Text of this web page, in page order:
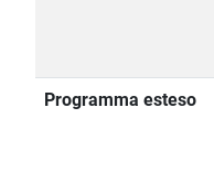
Programma esteso